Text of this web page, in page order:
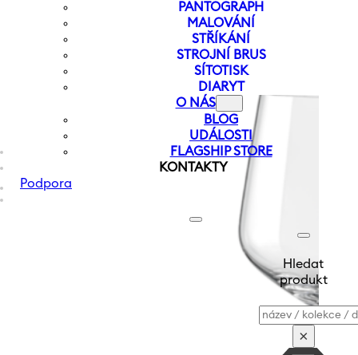
PANTOGRAPH
MALOVÁNÍ
STŘÍKÁNÍ
STROJNÍ BRUS
SÍTOTISK
DIARYT
O NÁS
BLOG
UDÁLOSTI
FLAGSHIP STORE
KONTAKTY
Podpora
Hledat
produkt
Vyhledávání
×